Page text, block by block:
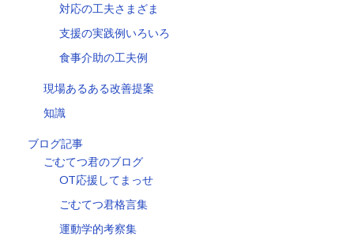
対応の工夫さまざま
支援の実践例いろいろ
食事介助の工夫例
現場あるある改善提案
知識
ブログ記事
ごむてつ君のブログ
OT応援してまっせ
ごむてつ君格言集
運動学的考察集